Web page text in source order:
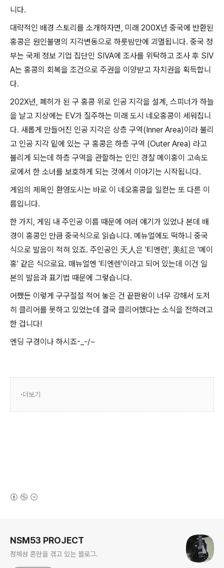
니다.
대략적인 배경 스토리를 소개하자면, 미래 200X년 중국에 반환된
홍콩은 원인불명의 지각변동으로 하룻밤만에 괴멸됩니다. 중국 정
부는 국제 정보 기업 집단인 SIVA에 조사를 위탁하고 조사 후 SIV
A는 홍콩의 회복을 조건으로 주권을 이양받고 자치권을 획득합니
다.
202X년, 폐허가 된 구 홍콩 위로 인공 지각을 설계, 스피너가 하늘
을 날고 지상에는 EV가 질주하는 미래 도시 네오홍콩이 세워집니
다. 새롭게 만들어진 인공 지각은 상층 구역(Inner Area)이라 불리
고 인공 지각 밑에 있는 구 홍콩은 하층 구역 (Outer Area) 라고
불리게 되는데 하층 구역을 관할하는 인민 경찰 메이홍이 고속도
로에서 한 소녀를 보호하게 되는 것에서 이야기는 시작됩니다.
게임의 제목인 환영도시는 바로 이 네오홍콩을 일컫는 또 다른 이
름입니다.
한 가지, 게임 내 주인공 이름 때문에 여러 얘기가 있었나 본데 배
경이 홍콩인 만큼 중국식으로 읽습니다. 메뉴얼에도 떡하니 중국
식으로 발음이 적혀 있죠. 주인공인 天人은 '티엔런', 美紅은 '메이
홍' 같은 식으로요. 매뉴얼엔 '티엔렌'이라고 되어 있는데 이건 일
본의 발음과 표기법 때문에 그렇습니다.
어쨌든 이렇게 구구절절 적어 놓은 건 끝판왕이 너무 강해서 도저
히 클리어를 못하고 있었는데 결국 클리어했다는 소식을 전하려고
한 겁니다!
엔딩 구경이나 하시죠-_-/~
더보기
NSM53 PROJECT
정체성 혼란을 겪고 있는 블로그.